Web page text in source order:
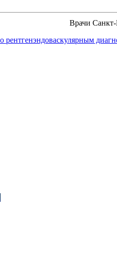
Врачи Санкт-
рентгенэндоваскулярным